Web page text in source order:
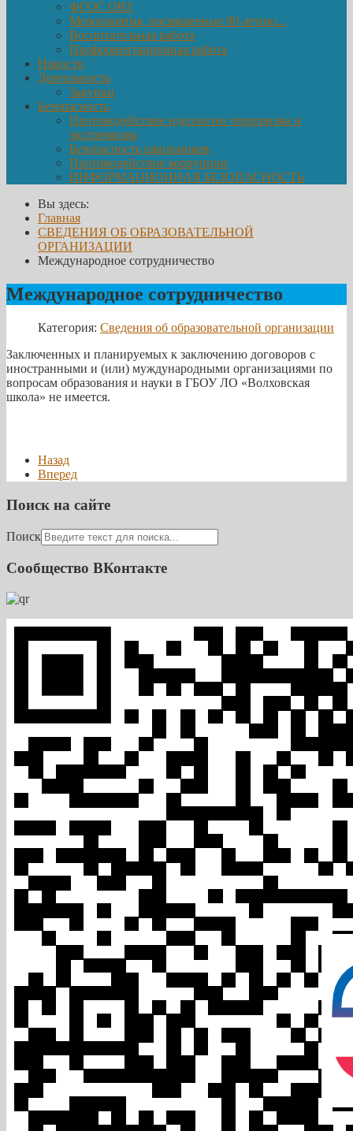
ФГОС ОВЗ
Мероприятия, посвященные 80-летию...
Воспитательная работа
Профориентационная работа
Новости
Деятельность
Закупки
Безопасность
Противодействие идеологии терроризма и
экстремизма
Безопасность школьников
Противодействие коррупции
ИНФОРМАЦИОННАЯ БЕЗОПАСНОСТЬ
Вы здесь:
Главная
СВЕДЕНИЯ ОБ ОБРАЗОВАТЕЛЬНОЙ
ОРГАНИЗАЦИИ
Международное сотрудничество
Международное сотрудничество
Категория: Сведения об образовательной организации
Заключенных и планируемых к заключению договоров с
иностранными и (или) муждународными организациями по
вопросам образования и науки в ГБОУ ЛО «Волховская
школа» не имеется.
Назад
Вперед
Поиск на сайте
Поиск
Сообщество ВКонтакте